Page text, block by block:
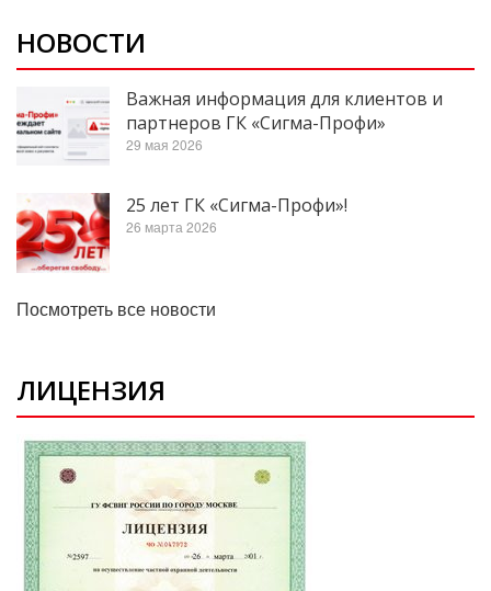
НОВОСТИ
Важная информация для клиентов и
партнеров ГК «Сигма-Профи»
29 мая 2026
25 лет ГК «Сигма-Профи»!
26 марта 2026
Посмотреть все новости
ЛИЦЕНЗИЯ